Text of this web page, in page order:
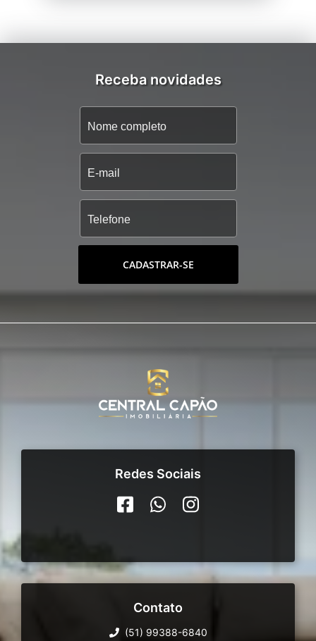
Receba novidades
CADASTRAR-SE
Redes Sociais
Contato
(51) 99388-6840